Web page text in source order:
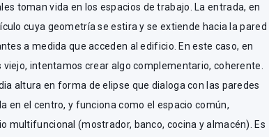
toman vida en los espacios de trabajo. La entrada, en
cuya geometría se estira y se extiende hacia la pared
a medida que acceden al edificio. En este caso, en
intentamos crear algo complementario, coherente.
altura en forma de elipse que dialoga con las paredes
en el centro, y funciona como el espacio común,
multifuncional (mostrador, banco, cocina y almacén). Es